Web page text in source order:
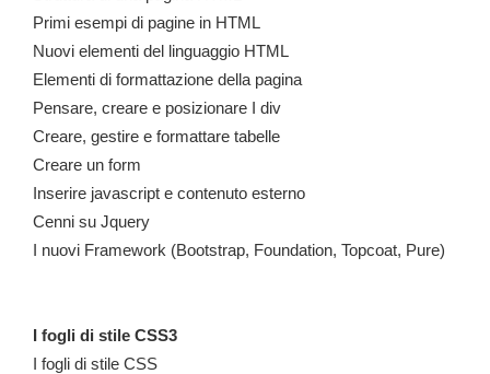
Primi esempi di pagine in HTML
Nuovi elementi del linguaggio HTML
Elementi di formattazione della pagina
Pensare, creare e posizionare I div
Creare, gestire e formattare tabelle
Creare un form
Inserire javascript e contenuto esterno
Cenni su Jquery
I nuovi Framework (Bootstrap, Foundation, Topcoat, Pure)
I fogli di stile CSS3
I fogli di stile CSS